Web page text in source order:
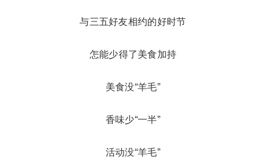
与三五好友相约的好时节
怎能少得了美食加持
美食没“羊毛”
香味少“一半”
活动没“羊毛”